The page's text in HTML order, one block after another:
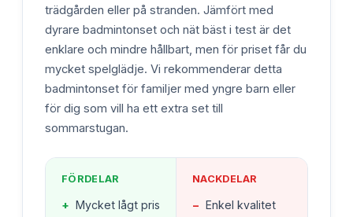
trädgården eller på stranden. Jämfört med
dyrare badmintonset och nät bäst i test är det
enklare och mindre hållbart, men för priset får du
mycket spelglädje. Vi rekommenderar detta
badmintonset för familjer med yngre barn eller
för dig som vill ha ett extra set till
sommarstugan.
FÖRDELAR
+ Mycket lågt pris
NACKDELAR
− Enkel kvalitet